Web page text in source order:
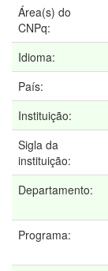
Área(s) do
CNPq:
Idioma:
País:
Instituição:
Sigla da
instituição:
Departamento:
Programa: